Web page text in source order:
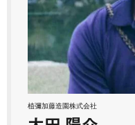
植彌加藤造園株式会社